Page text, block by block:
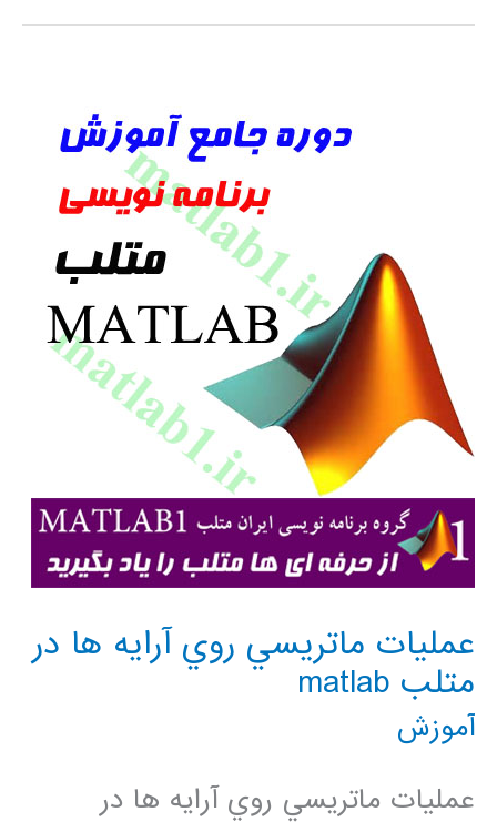
ها
عمليات ماتريسي روي آرايه ها در
متلب matlab
آموزش
عمليات ماتريسي روي آرايه ها در